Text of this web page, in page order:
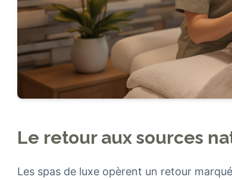
Le retour aux sources
Les spas de luxe opèrent un retour